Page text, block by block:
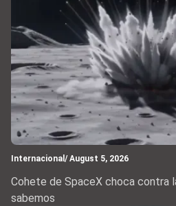
Internacional / August 5, 2026
Cohete de SpaceX choca contra
sabemos